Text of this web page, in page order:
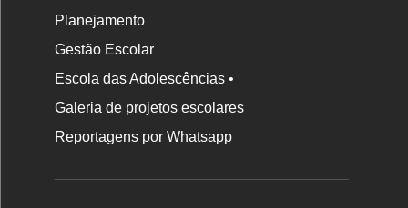
Planejamento
Gestão Escolar
Escola das Adolescências •
Galeria de projetos escolares
Reportagens por Whatsapp